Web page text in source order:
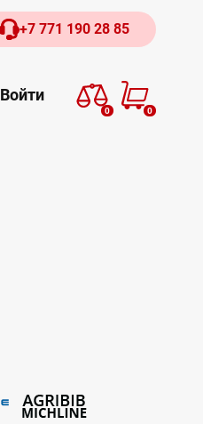
+7 771 190 28 85
Войти
0 0